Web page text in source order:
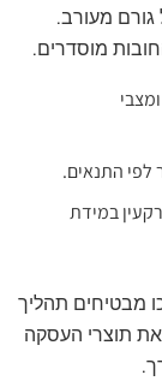
גורם מעורב.
מוסדרים.
התנאים.
במידת
מבטיחים תהליך
תוצרי העסקה